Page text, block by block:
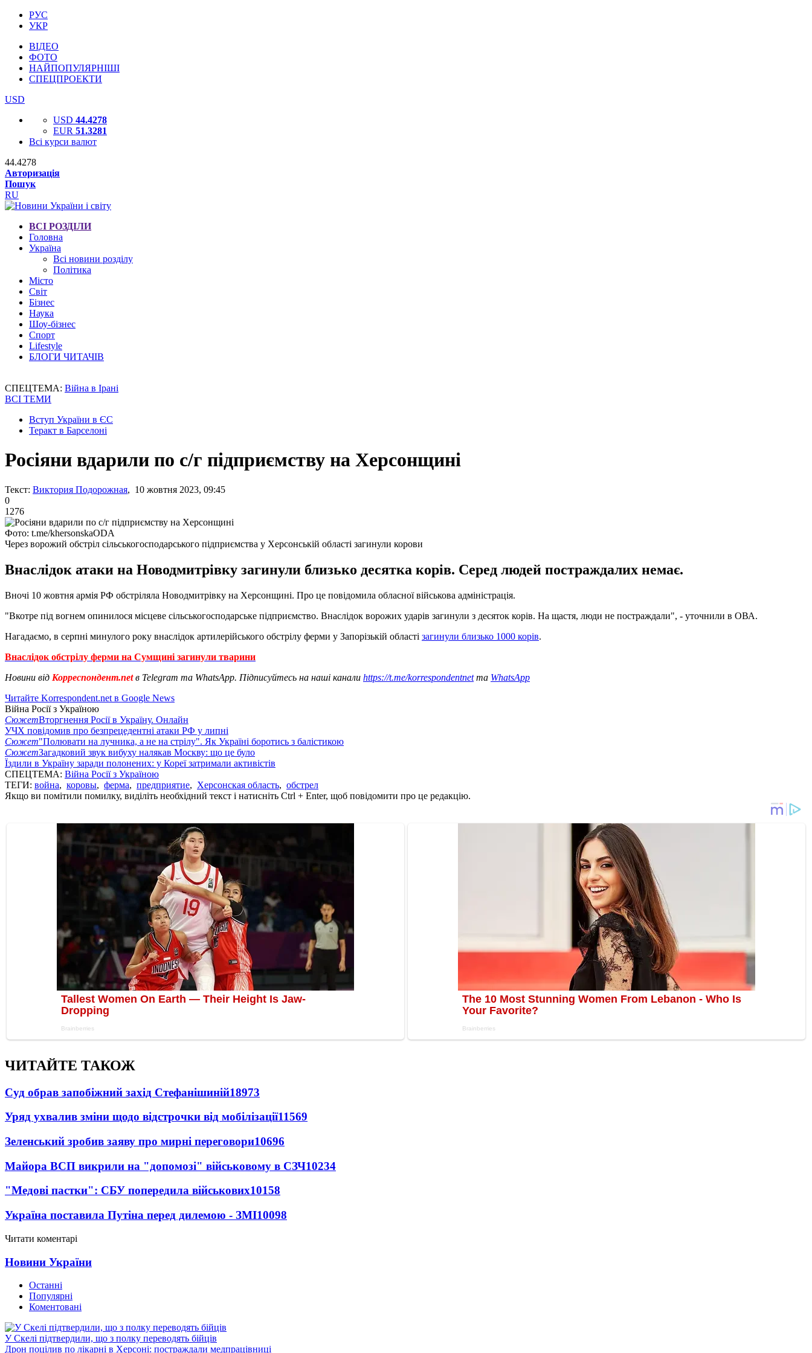
РУС
УКР
ВІДЕО
ФОТО
НАЙПОПУЛЯРНІШІ
СПЕЦПРОЕКТИ
USD
USD 44.4278
EUR 51.3281
Всі курси валют
44.4278
Авторизація
Пошук
RU
ВСІ РОЗДІЛИ
Головна
Україна
Всі новини розділу
Політика
Місто
Світ
Бізнес
Наука
Шоу-бізнес
Спорт
Lifestyle
БЛОГИ ЧИТАЧІВ
СПЕЦТЕМА: Війна в Ірані
ВСІ ТЕМИ
Вступ України в ЄС
Теракт в Барселоні
Росіяни вдарили по с/г підприємству на Херсонщині
Текст: Виктория Подорожная, 10 жовтня 2023, 09:45
0
1276
Фото: t.me/khersonskaODA
Через ворожий обстріл сільськогосподарського підприємства у Херсонській області загинули корови
Внаслідок атаки на Новодмитрівку загинули близько десятка корів. Серед людей постраждалих немає.
Вночі 10 жовтня армія РФ обстріляла Новодмитрівку на Херсонщині. Про це повідомила обласної військова адміністрація.
"Вкотре під вогнем опинилося місцеве сільськогосподарське підприємство. Внаслідок ворожих ударів загинули з десяток корів. На щастя, люди не постраждали", - уточнили в ОВА.
Нагадаємо, в серпні минулого року внаслідок артилерійського обстрілу ферми у Запорізькій області загинули близько 1000 корів.
Внаслідок обстрілу ферми на Сумщині загинули тварини
Новини від Корреспондент.netв Telegram та WhatsApp. Підписуйтесь на наші канали https://t.me/korrespondentnetта WhatsApp
Читайте Korrespondent.net в Google News
Війна Росії з Україною
СюжетВторгнення Росії в Україну. Онлайн
УЧХ повідомив про безпрецедентні атаки РФ у липні
Сюжет"Полювати на лучника, а не на стрілу". Як Україні боротись з балістикою
СюжетЗагадковий звук вибуху налякав Москву: що це було
Їздили в Україну заради полонених: у Кореї затримали активістів
СПЕЦТЕМА: Війна Росії з Україною
ТЕГИ: война, коровы, ферма, предприятие, Херсонская область, обстрел
Якщо ви помітили помилку, виділіть необхідний текст і натисніть Ctrl + Enter, щоб повідомити про це редакцію.
ЧИТАЙТЕ ТАКОЖ
Суд обрав запобіжний захід Стефанішиній18973
Уряд ухвалив зміни щодо відстрочки від мобілізації11569
Зеленський зробив заяву про мирні переговори10696
Майора ВСП викрили на "допомозі" військовому в СЗЧ10234
"Медові пастки": СБУ попередила військових10158
Україна поставила Путіна перед дилемою - ЗМІ10098
Читати коментарі
Новини України
Останні
Популярні
Коментовані
У Скелі підтвердили, що з полку переводять бійців
Дрон поцілив по лікарні в Херсоні: постраждали медпрацівниці